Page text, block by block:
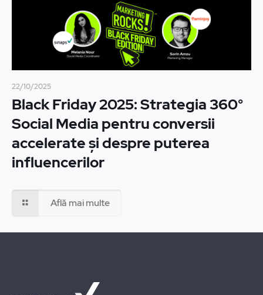
22/10/2025
Black Friday 2025: Strategia 360°
Social Media pentru conversii
accelerate și despre puterea
influencerilor
Află mai multe